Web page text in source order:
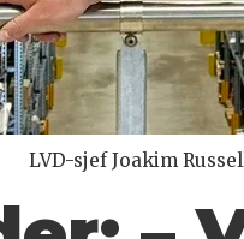
LVD-sjef Joakim